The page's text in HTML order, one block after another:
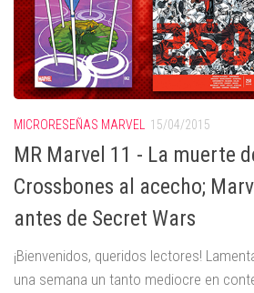
MICRORESEÑAS MARVEL 15/04/2015
MR Marvel 11 - La muerte
Crossbones al acecho;
antes de Secret Wars
¡Bienvenidos, queridos lectores!
una semana un tanto mediocre en